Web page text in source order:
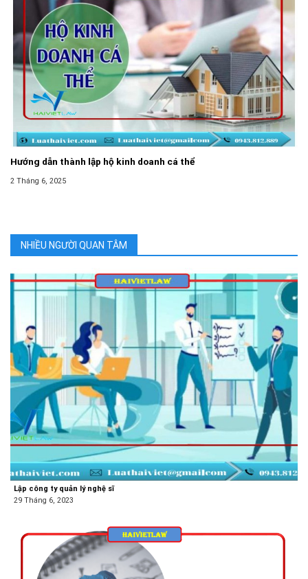
Hướng dẫn thành lập hộ kinh doanh cá thể
2 Tháng 6, 2025
NHIỀU NGƯỜI QUAN TÂM
Lập công ty quản lý nghệ sĩ
29 Tháng 6, 2023